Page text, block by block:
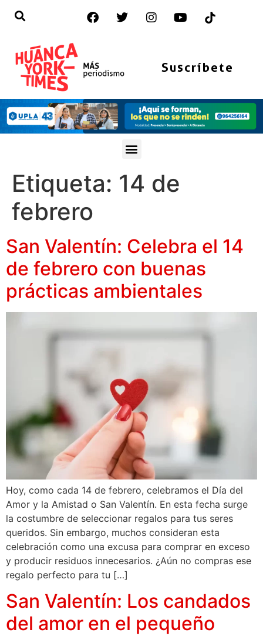
Suscríbete
Etiqueta: 14 de
febrero
San Valentín: Celebra el 14
de febrero con buenas
prácticas ambientales
Hoy, como cada 14 de febrero, celebramos el Día del
Amor y la Amistad o San Valentín. En esta fecha surge
la costumbre de seleccionar regalos para tus seres
queridos. Sin embargo, muchos consideran esta
celebración como una excusa para comprar en exceso
y producir residuos innecesarios. ¿Aún no compras ese
regalo perfecto para tu […]
San Valentín: Los candados
del amor en el pequeño